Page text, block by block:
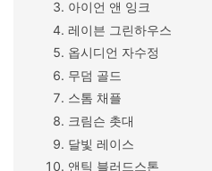
아이언 앤 잉크
레이븐 그린하우스
옵시디언 자수정
무덤 골드
스톰 채플
크림슨 촛대
달빛 레이스
앤틱 블러드스톤